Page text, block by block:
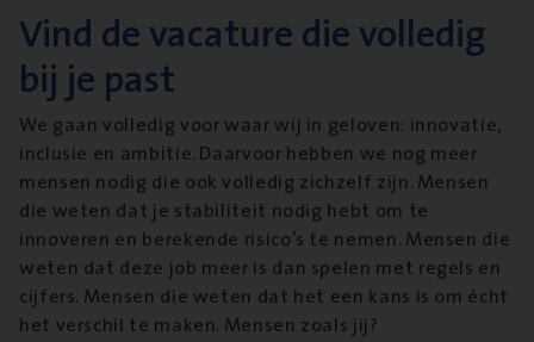
Vind de vacature die volledig
bij je past
We gaan volledig voor waar wij in geloven: innovatie,
inclusie en ambitie. Daarvoor hebben we nog meer
mensen nodig die ook volledig zichzelf zijn. Mensen
die weten dat je stabiliteit nodig hebt om te
innoveren en berekende risico’s te nemen. Mensen die
weten dat deze job meer is dan spelen met regels en
cijfers. Mensen die weten dat het een kans is om écht
het verschil te maken. Mensen zoals jij?